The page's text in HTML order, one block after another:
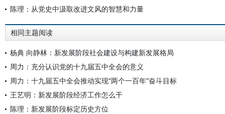
陈理：从党史中汲取改进文风的智慧和力量
相同主题阅读
杨典 向静林：新发展阶段社会建设与构建新发展格局
周力：充分认识党的十九届五中全会的意义
周力：十九届五中全会推动实现“两个一百年”奋斗目标
王艺明：新发展阶段经济工作怎么干
陈理：新发展阶段标定历史方位